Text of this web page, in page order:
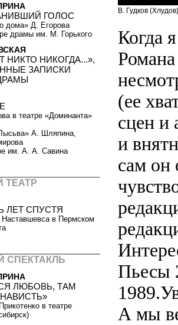
В. Гудков
Когда
(ее
сцен и
и
сам он
Пьесы
А мы
ГОЛОС
дома» Д. Егорова
драмы им. М. Горького
НИКТО НИКОГДА...»,
ЗАПИСКИ
в театре «Доминанта»
А. Шляпина,
им. А. А. Савина
ТЕАТР
ЛЕТ СПУСТЯ
в Пермском
СПЕКТАКЛЬ
ЛЮБОВЬ, ТАМ
в театре